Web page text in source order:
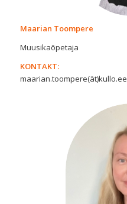
Maarian Toompere
Muusikaõpetaja
KONTAKT:
maarian.toompere(ät)kullo.ee